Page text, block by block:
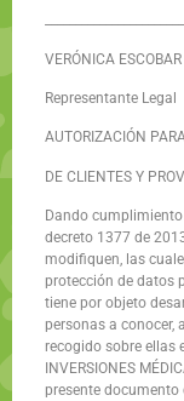
VERÓNICA
Representante Legal
AUTORIZACIÓN
DE CLIENTES Y
Dando
decreto 1377 de
modifiquen, las
protección de datos
tiene por objeto
personas a
recogido sobre ellas
INVERSIONES
presente documento